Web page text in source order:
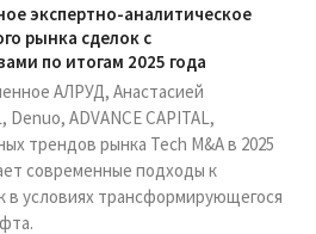
экспертно-аналитическое
рынка сделок с
по итогам 2025 года
АЛРУД, Анастасией
Denuo, ADVANCE CAPITAL,
трендов рынка Tech M&A в 2025
современные подходы к
в условиях трансформирующегося